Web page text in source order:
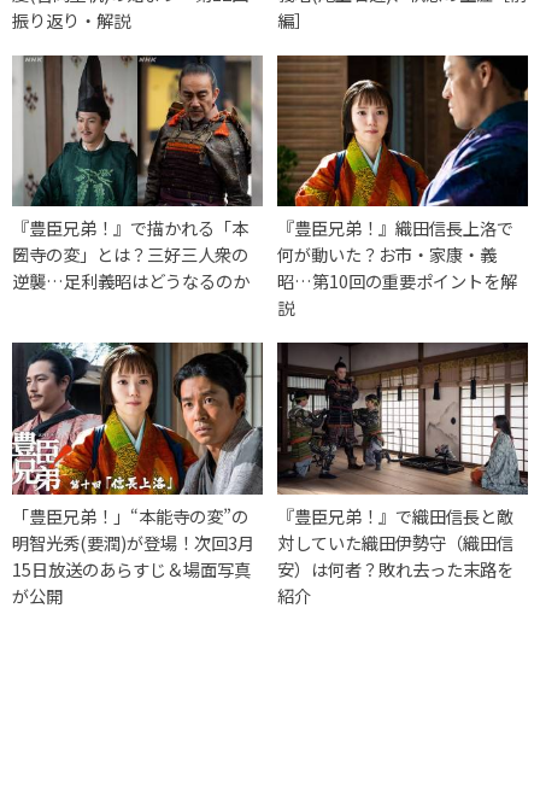
振り返り・解説
編］
『豊臣兄弟！』で描かれる「本
圀寺の変」とは？三好三人衆の
逆襲…足利義昭はどうなるのか
『豊臣兄弟！』織田信長上洛で
何が動いた？お市・家康・義
昭…第10回の重要ポイントを解
説
「豊臣兄弟！」“本能寺の変”の
明智光秀(要潤)が登場！次回3月
15日放送のあらすじ＆場面写真
が公開
『豊臣兄弟！』で織田信長と敵
対していた織田伊勢守（織田信
安）は何者？敗れ去った末路を
紹介